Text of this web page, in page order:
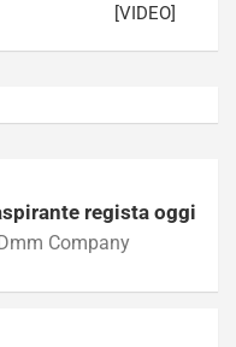
[VIDEO]
regista oggi
Company